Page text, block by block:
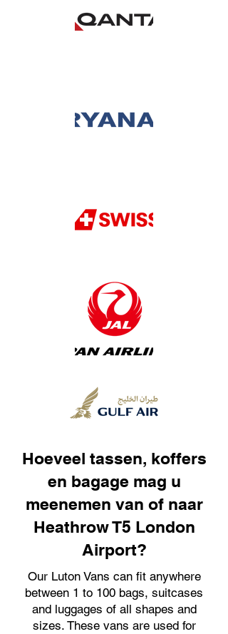
Hoeveel tassen, koffers
en bagage mag u
meenemen van of naar
Heathrow T5 London
Airport?
Our Luton Vans can fit anywhere
between 1 to 100 bags, suitcases
and luggages of all shapes and
sizes. These vans are used for